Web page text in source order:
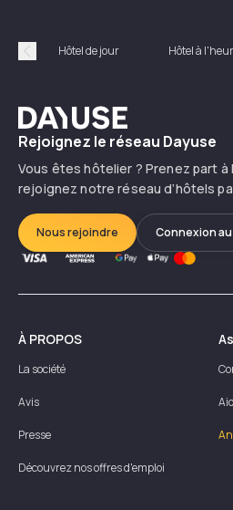
Précédent
Hôtel de jour Hôtel à
Dayuse
Rejoignez le réseau Dayuse
Vous êtes hôtelier ? Prenez part à
rejoignez notre réseau d’hôtels
Nous rejoindre Connexion
À PROPOS
La société
Avis
Presse
Découvrez nos offres d'emploi